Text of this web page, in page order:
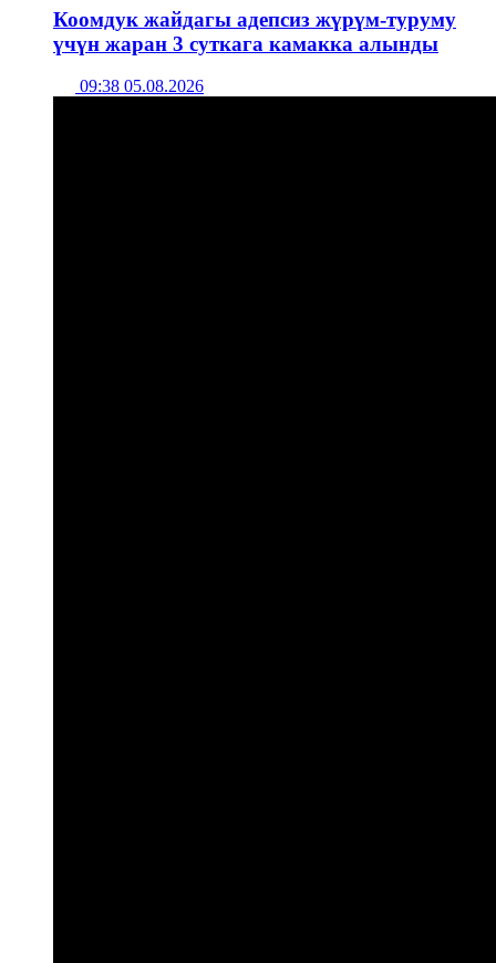
Коомдук жайдагы адепсиз жүрүм-туруму
үчүн жаран 3 суткага камакка алынды
09:38 05.08.2026